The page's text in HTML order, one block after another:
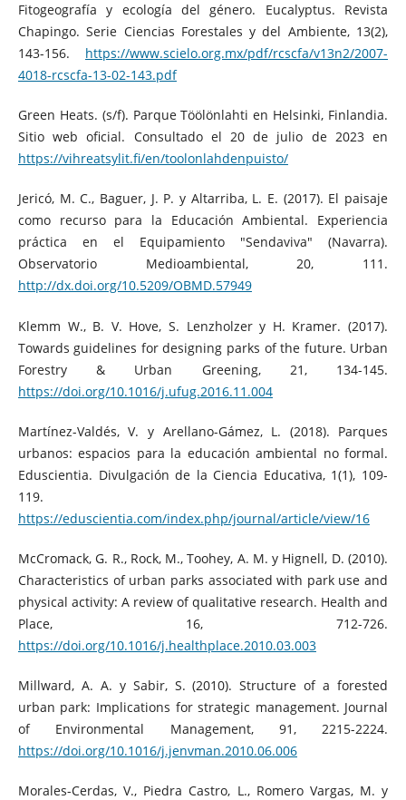
Fitogeografía y ecología del género. Eucalyptus. Revista
Chapingo. Serie Ciencias Forestales y del Ambiente, 13(2),
143-156. https://www.scielo.org.mx/pdf/rcscfa/v13n2/2007-
4018-rcscfa-13-02-143.pdf
Green Heats. (s/f). Parque Töölönlahti en Helsinki, Finlandia.
Sitio web oficial. Consultado el 20 de julio de 2023 en
https://vihreatsylit.fi/en/toolonlahdenpuisto/
Jericó, M. C., Baguer, J. P. y Altarriba, L. E. (2017). El paisaje
como recurso para la Educación Ambiental. Experiencia
práctica en el Equipamiento "Sendaviva" (Navarra).
Observatorio Medioambiental, 20, 111.
http://dx.doi.org/10.5209/OBMD.57949
Klemm W., B. V. Hove, S. Lenzholzer y H. Kramer. (2017).
Towards guidelines for designing parks of the future. Urban
Forestry & Urban Greening, 21, 134-145.
https://doi.org/10.1016/j.ufug.2016.11.004
Martínez-Valdés, V. y Arellano-Gámez, L. (2018). Parques
urbanos: espacios para la educación ambiental no formal.
Eduscientia. Divulgación de la Ciencia Educativa, 1(1), 109-
119.
https://eduscientia.com/index.php/journal/article/view/16
McCromack, G. R., Rock, M., Toohey, A. M. y Hignell, D. (2010).
Characteristics of urban parks associated with park use and
physical activity: A review of qualitative research. Health and
Place, 16, 712-726.
https://doi.org/10.1016/j.healthplace.2010.03.003
Millward, A. A. y Sabir, S. (2010). Structure of a forested
urban park: Implications for strategic management. Journal
of Environmental Management, 91, 2215-2224.
https://doi.org/10.1016/j.jenvman.2010.06.006
Morales-Cerdas, V., Piedra Castro, L., Romero Vargas, M. y